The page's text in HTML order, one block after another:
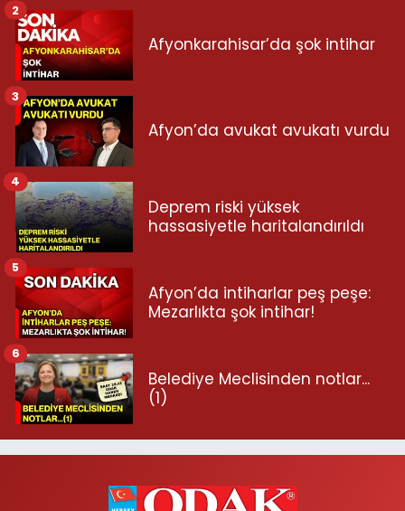
Afyonkarahisar’da şok intihar
2
Afyon’da avukat avukatı vurdu
3
Deprem riski yüksek
hassasiyetle haritalandırıldı
4
Afyon’da intiharlar peş peşe:
Mezarlıkta şok intihar!
5
Belediye Meclisinden notlar...
(1)
6